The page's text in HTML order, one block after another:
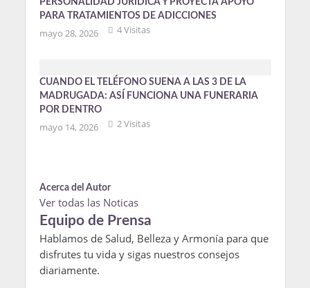
PARA TRATAMIENTOS DE ADICCIONES
mayo 28, 2026 4 Visitas
CUANDO EL TELÉFONO SUENA A LAS 3 DE LA
MADRUGADA: ASÍ FUNCIONA UNA FUNERARIA
POR DENTRO
mayo 14, 2026 2 Visitas
Acerca del Autor
Ver todas las Noticas
Equipo de Prensa
Hablamos de Salud, Belleza y Armonía para que
disfrutes tu vida y sigas nuestros consejos
diariamente.